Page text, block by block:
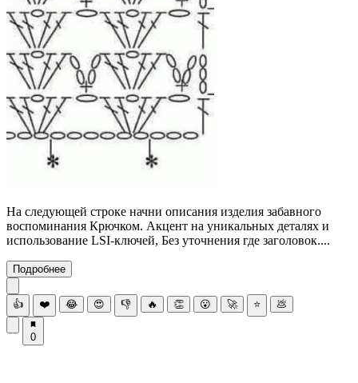
На следующей строке начни описания изделия забавного
воспоминания Крючком. Акцент на уникальных деталях и
использование LSI-ключей, Без уточнения где заголовок....
Подробнее
👍 ❤️ 😂 😍 👎 🔥 👏 😮 🚀 ⭐ 💩
0